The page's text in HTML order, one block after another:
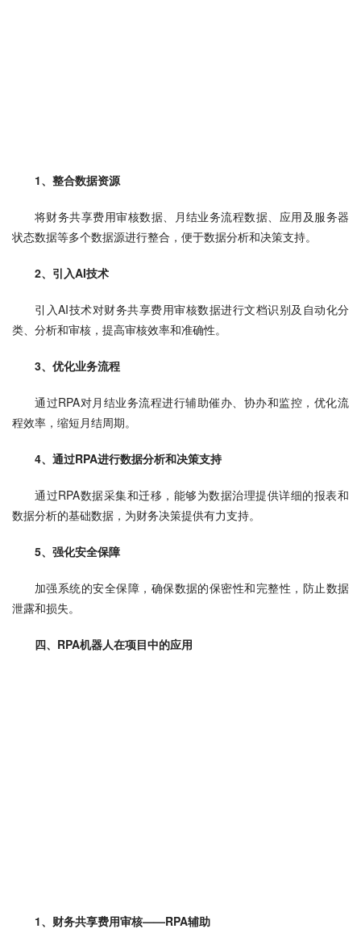
1、整合数据资源
将财务共享费用审核数据、月结业务流程数据、应用及服务器
状态数据等多个数据源进行整合，便于数据分析和决策支持。
2、引入AI技术
引入AI技术对财务共享费用审核数据进行文档识别及自动化分
类、分析和审核，提高审核效率和准确性。
3、优化业务流程
通过RPA对月结业务流程进行辅助催办、协办和监控，优化流
程效率，缩短月结周期。
4、通过RPA进行数据分析和决策支持
通过RPA数据采集和迁移，能够为数据治理提供详细的报表和
数据分析的基础数据，为财务决策提供有力支持。
5、强化安全保障
加强系统的安全保障，确保数据的保密性和完整性，防止数据
泄露和损失。
四、RPA机器人在项目中的应用
1、财务共享费用审核——RPA辅助